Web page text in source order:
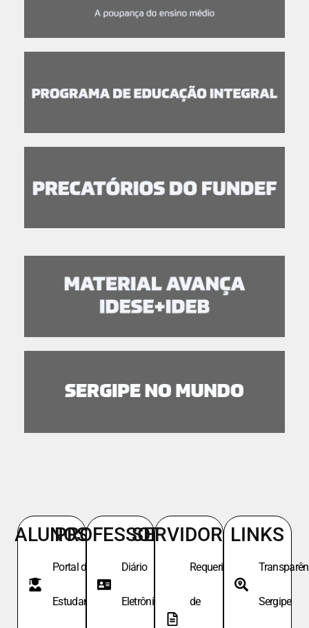
ALUNOS
Portal do
Estudante
PROFESSORES
Diário
Eletrônico
SERVIDORES
Requeri.
de
LINKS
Sergipe